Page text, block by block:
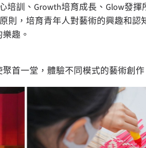
訓、Growth培育成長、Glow發揮
則，培育青年人對藝術的興趣和
趣。
首一堂，體驗不同模式的藝術創